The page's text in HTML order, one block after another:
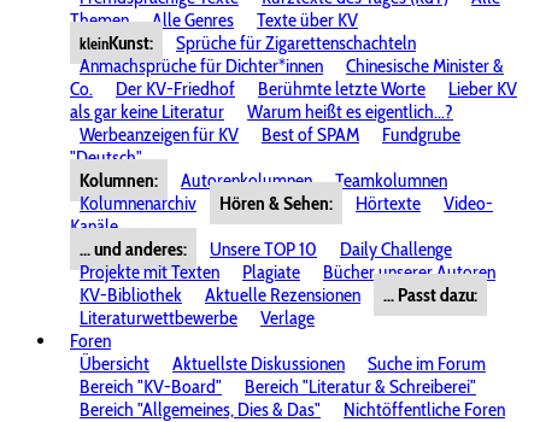
Themen
Alle Genres Texte über KV
kleinKunst:
Sprüche für Zigarettenschachteln
Anmachsprüche für Dichter*innen
Chinesische Minister &
Co.
Der KV-Friedhof Berühmte letzte Worte
Lieber KV
als gar keine Literatur
Warum heißt es eigentlich...?
Werbeanzeigen für KV
Best of SPAM
Fundgrube
"Deutsch"
Kolumnen:
Autorenkolumnen
Teamkolumnen
Kolumnenarchiv
Hören & Sehen: Hörtexte
Video-
Kanäle
... und anderes:
Unsere TOP 10
Daily Challenge
Projekte mit Texten
Plagiate
Bücher unserer Autoren
KV-Bibliothek
Aktuelle Rezensionen
... Passt dazu:
Literaturwettbewerbe
Verlage
Foren
Übersicht
Aktuellste Diskussionen
Suche im Forum
Bereich "KV-Board"
Bereich "Literatur & Schreiberei"
Bereich "Allgemeines, Dies & Das"
Nichtöffentliche Foren